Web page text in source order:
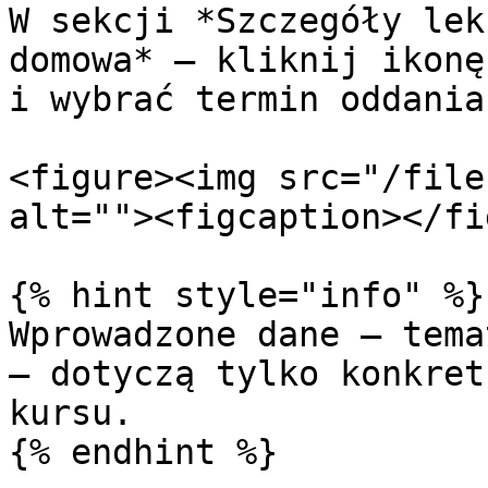
W sekcji *Szczegóły
domowa* — kliknij
i wybrać termin
<figure><img src="/
alt=""><figcaption></
{% hint style="info" %}
Wprowadzone dane —
— dotyczą tylko
kursu.
{% endhint %}